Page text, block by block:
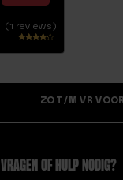
(1 reviews)
ZO T/M VR
VRAGEN OF HULP NODIG?